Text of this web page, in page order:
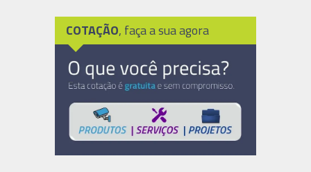
COTAÇÃO, faça a sua agora